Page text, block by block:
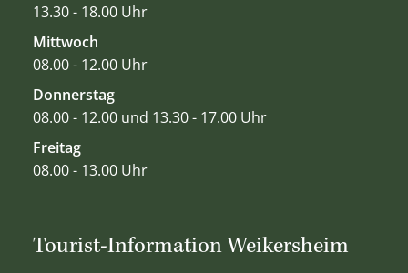
13.30 - 18.00 Uhr
Mittwoch
08.00 - 12.00 Uhr
Donnerstag
08.00 - 12.00 und 13.30 - 17.00 Uhr
Freitag
08.00 - 13.00 Uhr
Tourist-Information Weikersheim